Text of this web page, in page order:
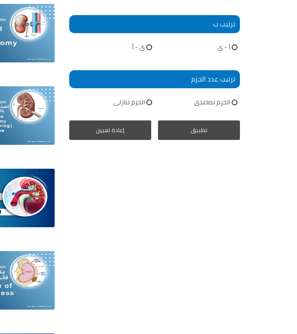
ترتيب ب
أ - ى ى - أ
ترتيب عدد الحزم
الحزم تصاعدى الحزم تنازلى
إعادة تعيين تطبيق